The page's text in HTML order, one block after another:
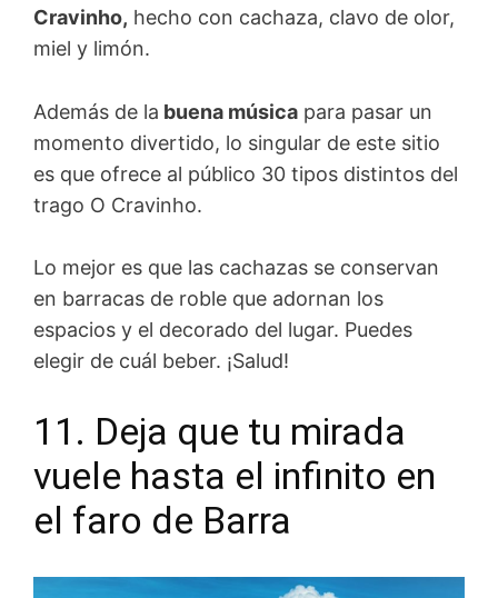
Cravinho, hecho con cachaza, clavo de olor,
miel y limón.
Además de la buena música para pasar un
momento divertido, lo singular de este sitio
es que ofrece al público 30 tipos distintos del
trago O Cravinho.
Lo mejor es que las cachazas se conservan
en barracas de roble que adornan los
espacios y el decorado del lugar. Puedes
elegir de cuál beber. ¡Salud!
11. Deja que tu mirada
vuele hasta el infinito en
el faro de Barra